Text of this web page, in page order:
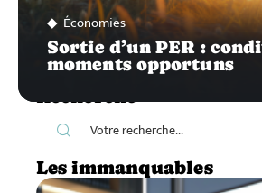
Économies
Sortie d’un PER :
moments opportuns
Recherche
Les immanquables